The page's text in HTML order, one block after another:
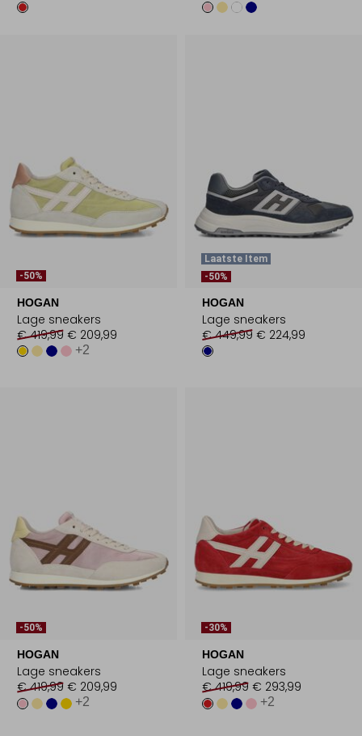
-50%
HOGAN
Lage sneakers
€ 419,99 € 209,99
+2
Laatste Item
-50%
HOGAN
Lage sneakers
€ 449,99 € 224,99
-50%
HOGAN
Lage sneakers
€ 419,99 € 209,99
+2
-30%
HOGAN
Lage sneakers
€ 419,99 € 293,99
+2